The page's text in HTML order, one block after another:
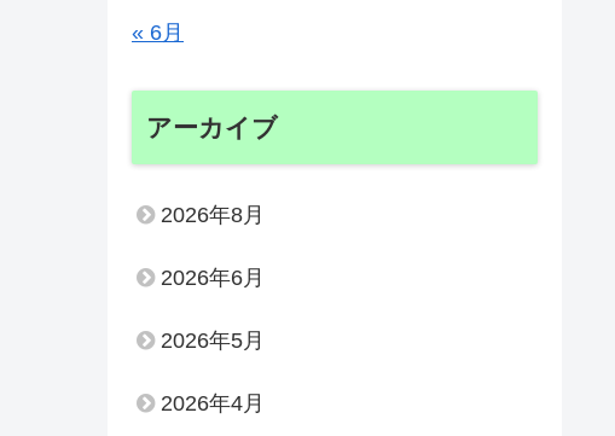
« 6月
アーカイブ
2026年8月
2026年6月
2026年5月
2026年4月